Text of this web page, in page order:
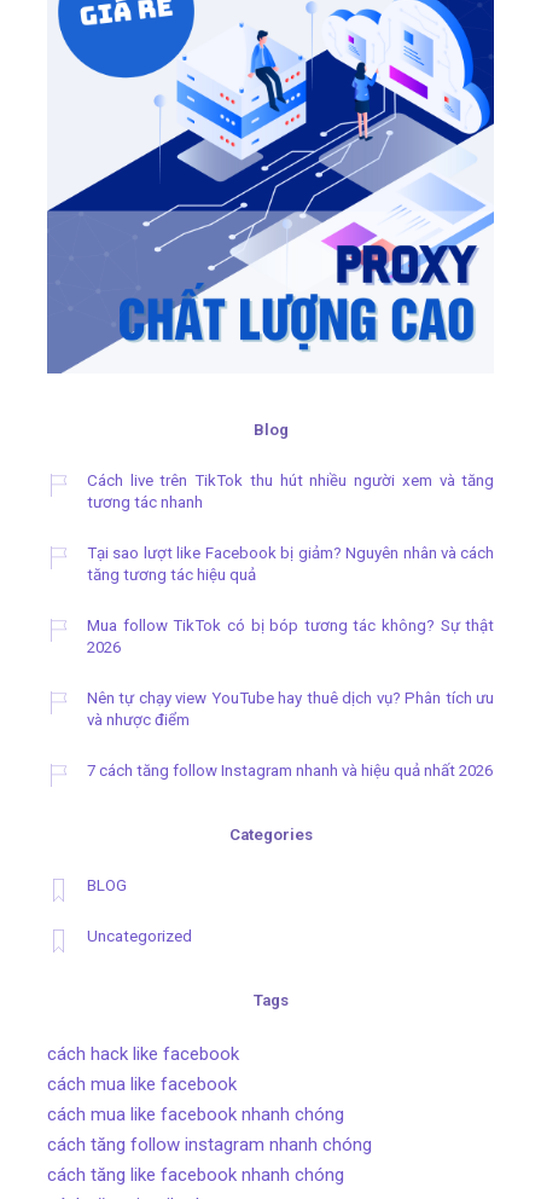
Blog
Cách live trên TikTok thu hút nhiều người xem và tăng
tương tác nhanh
Tại sao lượt like Facebook bị giảm? Nguyên nhân và cách
tăng tương tác hiệu quả
Mua follow TikTok có bị bóp tương tác không? Sự thật
2026
Nên tự chạy view YouTube hay thuê dịch vụ? Phân tích ưu
và nhược điểm
7 cách tăng follow Instagram nhanh và hiệu quả nhất 2026
Categories
BLOG
Uncategorized
Tags
cách hack like facebook
cách mua like facebook
cách mua like facebook nhanh chóng
cách tăng follow instagram nhanh chóng
cách tăng like facebook nhanh chóng